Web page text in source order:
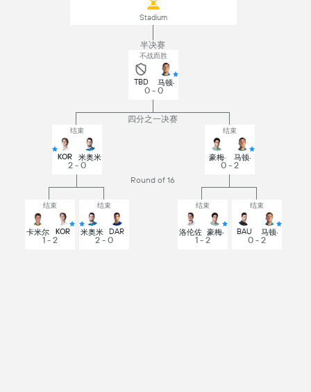
Stadium
Round of 16
结束
卡米尔 KOR
1 - 2
结束
米奥米 DAR
2 - 0
结束
洛伦佐 豪梅·
1 - 2
结束
BAU 马顿·
0 - 2
四分之一决赛
结束
KOR 米奥米
2 - 0
结束
豪梅· 马顿·
0 - 2
半决赛
不战而胜
TBD 马顿·
0 - 0